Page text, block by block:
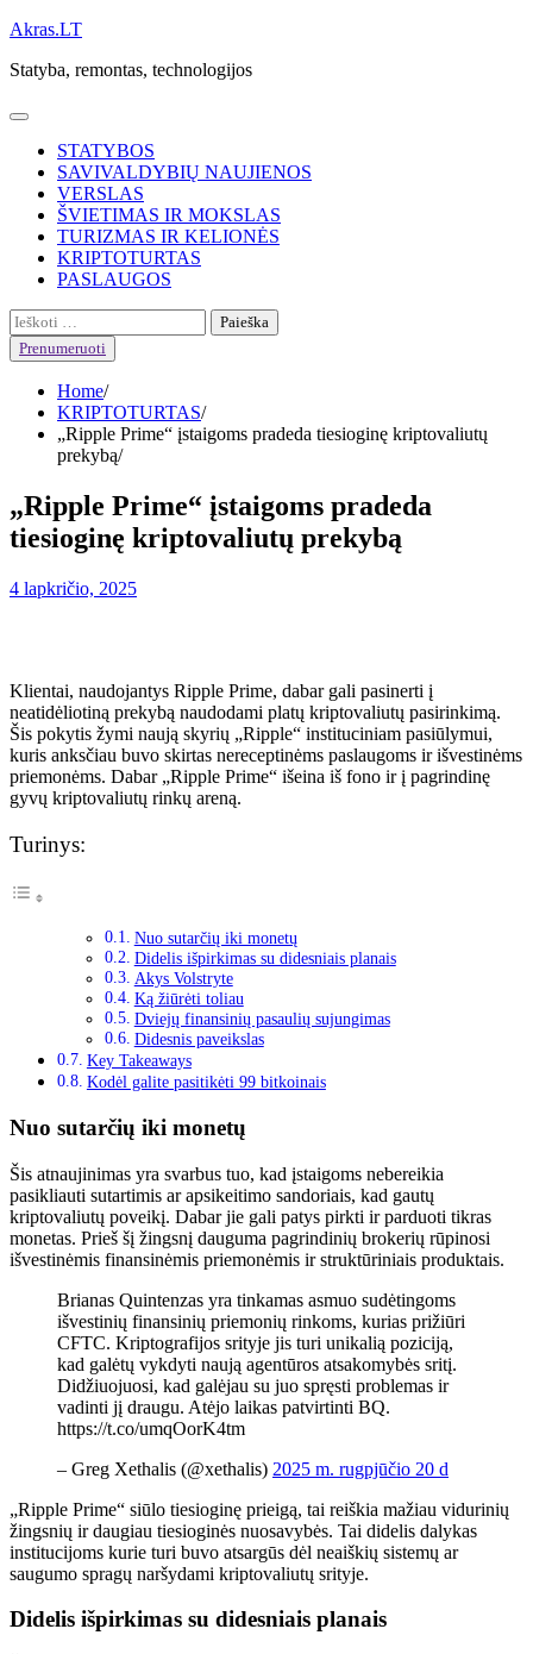
Skip
content
Akras.LT
Statyba, remontas, technologijos
STATYBOS
SAVIVALDYBIŲ NAUJIENOS
VERSLAS
ŠVIETIMAS IR MOKSLAS
TURIZMAS IR KELIONĖS
KRIPTOTURTAS
PASLAUGOS
Ieškoti:
Prenumeruoti
Home
KRIPTOTURTAS
„Ripple Prime“ įstaigoms pradeda tiesioginę kriptovaliutų
prekybą
„Ripple Prime“ įstaigoms pradeda
tiesioginę kriptovaliutų prekybą
4 lapkričio, 2025
Klientai, naudojantys Ripple Prime, dabar gali pasinerti į
neatidėliotiną prekybą naudodami platų kriptovaliutų pasirinkimą.
Šis pokytis žymi naują skyrių „Ripple“ instituciniam pasiūlymui,
kuris anksčiau buvo skirtas nereceptinėms paslaugoms ir išvestinėms
priemonėms. Dabar „Ripple Prime“ išeina iš fono ir į pagrindinę
gyvų kriptovaliutų rinkų areną.
Turinys:
Nuo sutarčių iki monetų
Didelis išpirkimas su didesniais planais
Akys Volstryte
Ką žiūrėti toliau
Dviejų finansinių pasaulių sujungimas
Didesnis paveikslas
Key Takeaways
Kodėl galite pasitikėti 99 bitkoinais
Nuo sutarčių iki monetų
Šis atnaujinimas yra svarbus tuo, kad įstaigoms nebereikia
pasikliauti sutartimis ar apsikeitimo sandoriais, kad gautų
kriptovaliutų poveikį. Dabar jie gali patys pirkti ir parduoti tikras
monetas. Prieš šį žingsnį dauguma pagrindinių brokerių rūpinosi
išvestinėmis finansinėmis priemonėmis ir struktūriniais produktais.
Brianas Quintenzas yra tinkamas asmuo sudėtingoms
išvestinių finansinių priemonių rinkoms, kurias prižiūri
CFTC. Kriptografijos srityje jis turi unikalią poziciją,
kad galėtų vykdyti naują agentūros atsakomybės sritį.
Didžiuojuosi, kad galėjau su juo spręsti problemas ir
vadinti jį draugu. Atėjo laikas patvirtinti BQ.
https://t.co/umqOorK4tm
– Greg Xethalis (@xethalis) 2025 m. rugpjūčio 20 d
„Ripple Prime“ siūlo tiesioginę prieigą, tai reiškia mažiau vidurinių
žingsnių ir daugiau tiesioginės nuosavybės. Tai didelis dalykas
institucijoms kurie turi buvo atsargūs dėl neaiškių sistemų ar
saugumo spragų naršydami kriptovaliutų srityje.
Didelis išpirkimas su didesniais planais